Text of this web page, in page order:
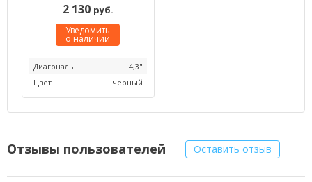
2 130 руб.
Уведомить
о наличии
Диагональ
4,3"
Цвет
черный
Отзывы пользователей Оставить отзыв